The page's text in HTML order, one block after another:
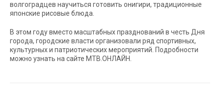
волгоградцев научиться готовить онигири, традиционные
японские рисовые блюда.
В этом году вместо масштабных празднований в честь Дня
города, городские власти организовали ряд спортивных,
культурных и патриотических мероприятий. Подробности
можно узнать на сайте МТВ.ОНЛАЙН.